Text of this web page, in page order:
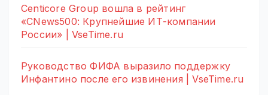
Centicore Group вошла в рейтинг
«CNews500: Крупнейшие ИТ-компании
России» | VseTime.ru
Руководство ФИФА выразило поддержку
Инфантино после его извинения | VseTime.ru